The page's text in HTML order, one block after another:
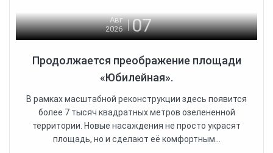
Авг
2026
07
Продолжается преображение площади
«Юбилейная».
В рамках масштабной реконструкции здесь появится
более 7 тысяч квадратных метров озелененной
территории. Новые насаждения не просто украсят
площадь, но и сделают её комфортным...